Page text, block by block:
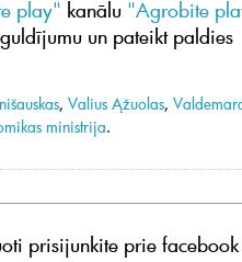
play" kanālu "Agrobite
un pateikt paldies
, Valius Ąžuolas,
ministrija.
prisijunkite prie facebook